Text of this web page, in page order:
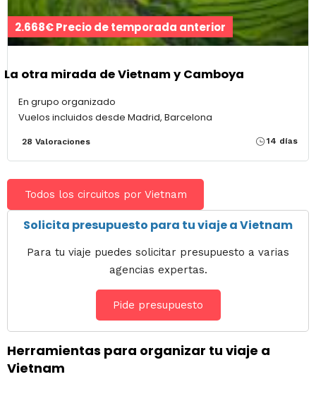
2.668€ Precio de temporada anterior
La otra mirada de Vietnam y Camboya
En grupo organizado
Vuelos incluidos desde Madrid, Barcelona
28 Valoraciones 14 días
Todos los circuitos por Vietnam
Solicita presupuesto para tu viaje a Vietnam
Para tu viaje puedes solicitar presupuesto a varias
agencias expertas.
Pide presupuesto
Herramientas para organizar tu viaje a
Vietnam